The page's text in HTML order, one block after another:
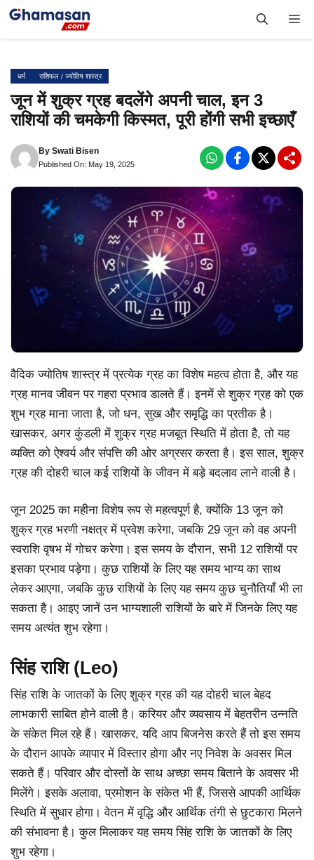
Skip
धर्म राशिफल / ज्योतिष शास्त्र
जून में शुक्र ग्रह बदलेंगे अपनी चाल, इन 3
राशियों की चमकेगी किस्मत, पूरी होंगी सभी इच्छाएँ
By Swati Bisen
Published On: May 19, 2025
वैदिक ज्योतिष शास्त्र में प्रत्येक ग्रह का विशेष महत्व होता है, और यह
ग्रह मानव जीवन पर गहरा प्रभाव डालते हैं। इनमें से शुक्र ग्रह को एक
शुभ ग्रह माना जाता है, जो धन, सुख और समृद्धि का प्रतीक है।
खासकर, अगर कुंडली में शुक्र ग्रह मजबूत स्थिति में होता है, तो यह
व्यक्ति को ऐश्वर्य और संपत्ति की ओर अग्रसर करता है। इस साल, शुक्र
ग्रह की दोहरी चाल कई राशियों के जीवन में बड़े बदलाव लाने वाली है।
जून 2025 का महीना विशेष रूप से महत्वपूर्ण है, क्योंकि 13 जून को
शुक्र ग्रह भरणी नक्षत्र में प्रवेश करेगा, जबकि 29 जून को वह अपनी
स्वराशि वृषभ में गोचर करेगा। इस समय के दौरान, सभी 12 राशियों पर
इसका प्रभाव पड़ेगा। कुछ राशियों के लिए यह समय भाग्य का साथ
लेकर आएगा, जबकि कुछ राशियों के लिए यह समय कुछ चुनौतियाँ भी ला
सकता है। आइए जानें उन भाग्यशाली राशियों के बारे में जिनके लिए यह
समय अत्यंत शुभ रहेगा।
सिंह राशि (Leo)
सिंह राशि के जातकों के लिए शुक्र ग्रह की यह दोहरी चाल बेहद
लाभकारी साबित होने वाली है। करियर और व्यवसाय में बेहतरीन उन्नति
के संकेत मिल रहे हैं। खासकर, यदि आप बिजनेस करते हैं तो इस समय
के दौरान आपके व्यापार में विस्तार होगा और नए निवेश के अवसर मिल
सकते हैं। परिवार और दोस्तों के साथ अच्छा समय बिताने के अवसर भी
मिलेंगे। इसके अलावा, प्रमोशन के संकेत भी हैं, जिससे आपकी आर्थिक
स्थिति में सुधार होगा। वेतन में वृद्धि और आर्थिक तंगी से छुटकारा मिलने
की संभावना है। कुल मिलाकर यह समय सिंह राशि के जातकों के लिए
शुभ रहेगा।